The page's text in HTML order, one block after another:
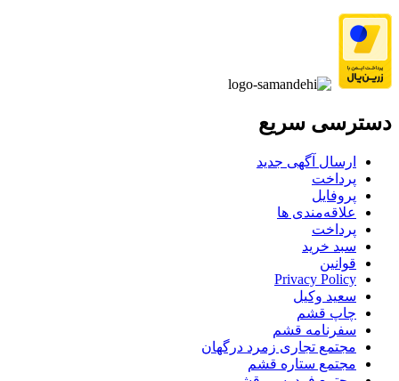
دسترسی سریع
ارسال آگهی جدید
پرداخت
پروفایل
علاقه‌مندی ها
پرداخت
سبد خرید
قوانین
Privacy Policy
سعید وکیل
چاپ قشم
سفرنامه قشم
مجتمع تجاری زمرد درگهان
مجتمع ستاره قشم